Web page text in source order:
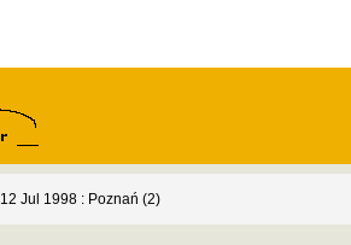
12 Jul 1998 : Poznań (2)